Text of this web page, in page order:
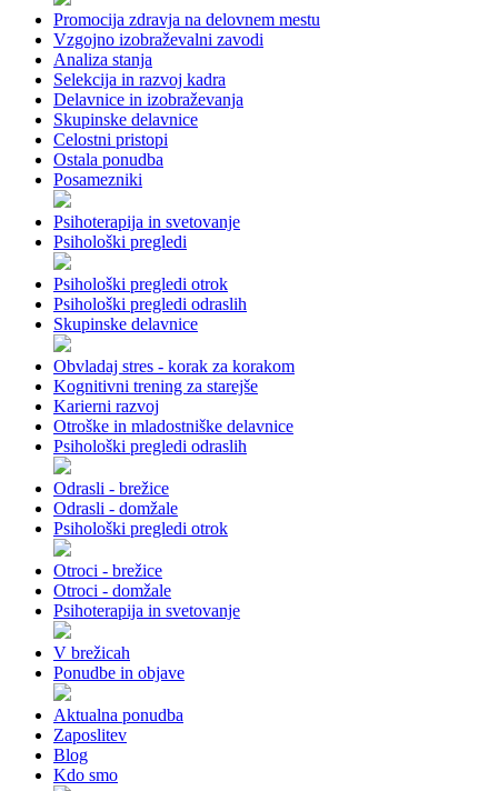
Promocija zdravja na delovnem mestu
Vzgojno izobraževalni zavodi
Analiza stanja
Selekcija in razvoj kadra
Delavnice in izobraževanja
Skupinske delavnice
Celostni pristopi
Ostala ponudba
Posamezniki
Psihoterapija in svetovanje
Psihološki pregledi
Psihološki pregledi otrok
Psihološki pregledi odraslih
Skupinske delavnice
Obvladaj stres - korak za korakom
Kognitivni trening za starejše
Karierni razvoj
Otroške in mladostniške delavnice
Psihološki pregledi odraslih
Odrasli - brežice
Odrasli - domžale
Psihološki pregledi otrok
Otroci - brežice
Otroci - domžale
Psihoterapija in svetovanje
V brežicah
Ponudbe in objave
Aktualna ponudba
Zaposlitev
Blog
Kdo smo